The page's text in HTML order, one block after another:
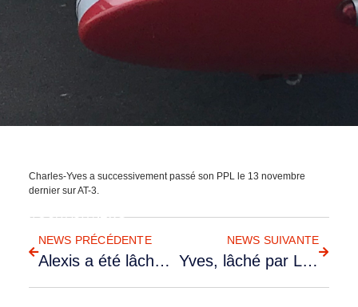
RETOUR AUX NEWS
Charles-Yves a successivement passé son PPL le 13 novembre
dernier sur AT-3.
NEWS PRÉCÉDENTE
Alexis a été lâché par Nicolas sur AT-3
NEWS SUIVANTE
Yves, lâché par Lionel